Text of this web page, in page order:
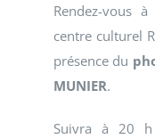
Rendez-vous
centre culturel
présence du
MUNIER.
Suivra à 20